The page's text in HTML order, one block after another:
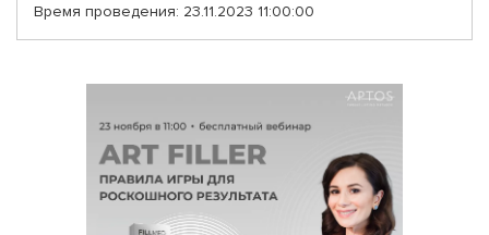
Время проведения: 23.11.2023 11:00:00